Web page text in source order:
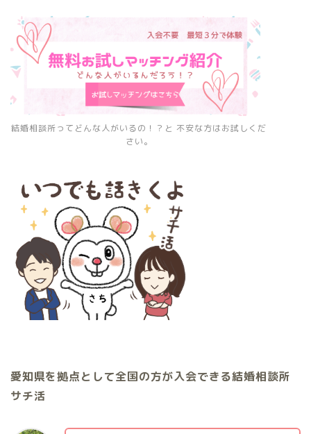
結婚相談所ってどんな人がいるの！？と 不安な方はお試しくだ
さい。
愛知県を拠点として全国の方が入会できる結婚相談所
サチ活